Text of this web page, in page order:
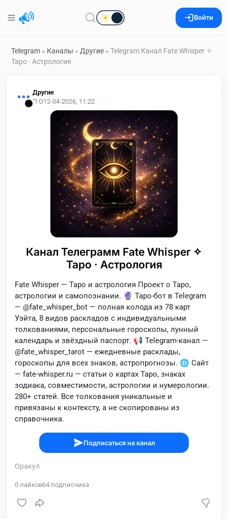
Войти
Telegram » Каналы » Другие » Telegram Канал Fate Whisper ✧
Таро · Астрология
Другие
П О12-04-2026, 11:22
Канал Телеграмм Fate Whisper ✧
Таро · Астрология
Fate Whisper — Таро и астрология Проект о Таро,
астрологии и самопознании. 🔮 Таро-бот в Telegram
— @fate_whisper_bot — полная колода из 78 карт
Уэйта, 8 видов раскладов с индивидуальными
толкованиями, персональные гороскопы, лунный
календарь и звёздный паспорт. 📢 Telegram-канал —
@fate_whisper_tarot — ежедневные расклады,
гороскопы для всех знаков, астропрогнозы. 🌐 Сайт
— fate-whisper.ru — статьи о картах Таро, знаках
зодиака, совместимости, астрологии и нумерологии.
280+ статей. Все толкования уникальные и
привязаны к контексту, а не скопированы из
справочника.
Подписаться на канал
Оракул
0 лайков64 подписчика